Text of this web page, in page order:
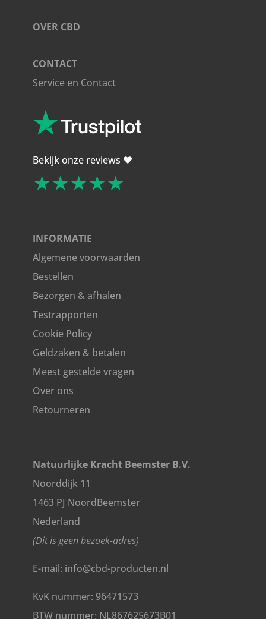
OVER CBD
CONTACT
Service en Contact
Bekijk onze reviews ❤️
★★★★★
INFORMATIE
Algemene voorwaarden
Bestellen
Bezorgen & afhalen
Testrapporten
Cookie Policy
Geldzaken & betalen
Meest gestelde vragen
Over ons
Retourneren
Natuurlijke Kracht Beemster B.V.
Noorddijk 11
1463 PJ NoordBeemster
Nederland
(Dit is geen bezoek-adres)
E-mail: info@cbd-producten.nl
KvK nummer: 96471573
BTW nummer: NL867625673B01